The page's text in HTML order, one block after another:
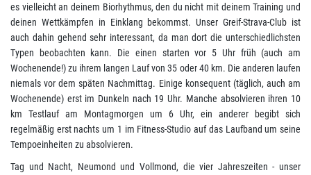
es vielleicht an deinem Biorhythmus, den du nicht mit deinem Training und
deinen Wettkämpfen in Einklang bekommst. Unser Greif-Strava-Club ist
auch dahin gehend sehr interessant, da man dort die unterschiedlichsten
Typen beobachten kann. Die einen starten vor 5 Uhr früh (auch am
Wochenende!) zu ihrem langen Lauf von 35 oder 40 km. Die anderen laufen
niemals vor dem späten Nachmittag. Einige konsequent (täglich, auch am
Wochenende) erst im Dunkeln nach 19 Uhr. Manche absolvieren ihren 10
km Testlauf am Montagmorgen um 6 Uhr, ein anderer begibt sich
regelmäßig erst nachts um 1 im Fitness-Studio auf das Laufband um seine
Tempoeinheiten zu absolvieren.
Tag und Nacht, Neumond und Vollmond, die vier Jahreszeiten - unser